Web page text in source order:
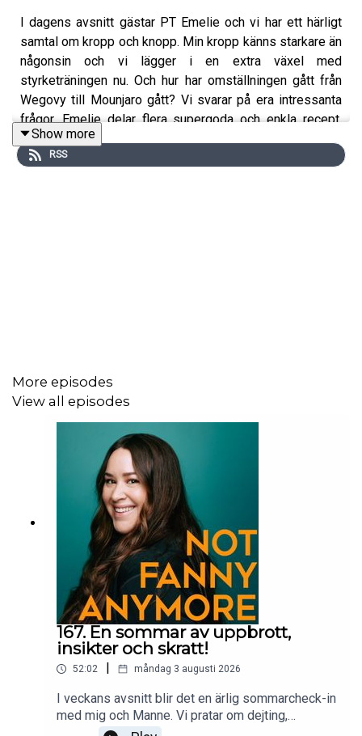
I dagens avsnitt gästar PT Emelie och vi har ett härligt
samtal om kropp och knopp. Min kropp känns starkare än
någonsin och vi lägger i en extra växel med
styrketräningen nu. Och hur har omställningen gått från
Wegovy till Mounjaro gått? Vi svarar på era intressanta
frågor. Emelie delar flera supergoda och enkla recept.
Detta och mycket mer!
Nu börjar vi veckan ihop! Varmt välkommen till veckans
Show more
RSS
More episodes
View all episodes
167. En sommar av uppbrott,
insikter och skratt!
52:02 måndag 3 augusti 2026
I veckans avsnitt blir det en ärlig sommarcheck-in
med mig och Manne. Vi pratar om dejting,
uppbrott och vad sommaren lärt oss hittills. Hur